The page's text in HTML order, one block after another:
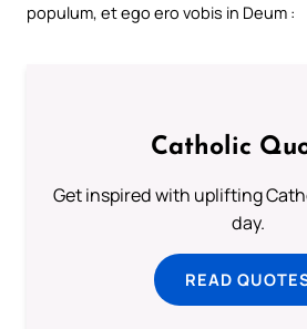
populum, et ego ero vobis in Deum :
Catholic
Get inspired with uplifting
day.
READ